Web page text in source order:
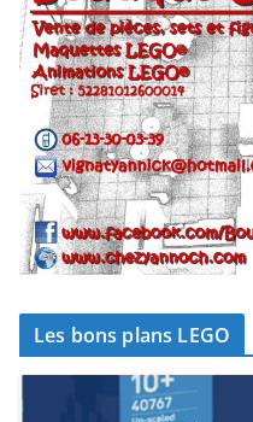
Les bons plans LEGO